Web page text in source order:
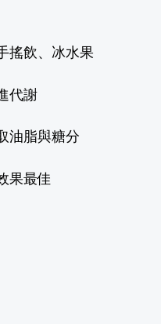
搖飲、冰水果
代謝
油脂與糖分
果最佳